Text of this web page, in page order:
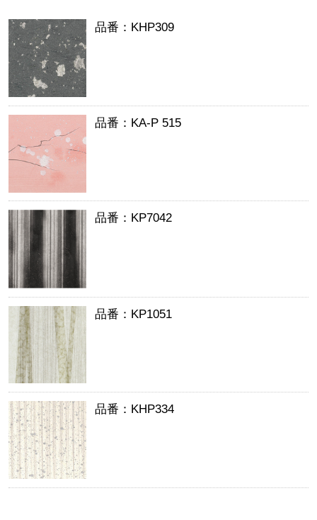
品番：KHP309
品番：KA-P 515
品番：KP7042
品番：KP1051
品番：KHP334